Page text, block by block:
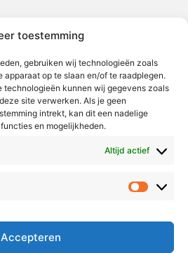
toestemming
gebruiken wij technologieën zoals
apparaat op te slaan en/of te raadplegen.
technologieën kunnen wij gegevens zoals
site verwerken. Als je geen
intrekt, kan dit een nadelige
en mogelijkheden.
Altijd actief
Accepteren